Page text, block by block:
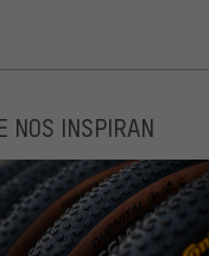
NOS INSPIRAN